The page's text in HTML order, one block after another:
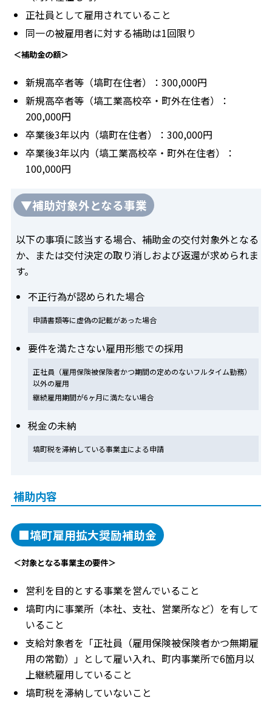
正社員として雇用されていること
同一の被雇用者に対する補助は1回限り
＜補助金の額＞
新規高卒者等（塙町在住者）：300,000円
新規高卒者等（塙工業高校卒・町外在住者）：
200,000円
卒業後3年以内（塙町在住者）：300,000円
卒業後3年以内（塙工業高校卒・町外在住者）：
100,000円
▼補助対象外となる事業
以下の事項に該当する場合、補助金の交付対象外となる
か、または交付決定の取り消しおよび返還が求められま
す。
不正行為が認められた場合
申請書類等に虚偽の記載があった場合
要件を満たさない雇用形態での採用
正社員（雇用保険被保険者かつ期間の定めのないフルタイム勤務）
以外の雇用
継続雇用期間が6ヶ月に満たない場合
税金の未納
塙町税を滞納している事業主による申請
補助内容
■塙町雇用拡大奨励補助金
＜対象となる事業主の要件＞
営利を目的とする事業を営んでいること
塙町内に事業所（本社、支社、営業所など）を有して
いること
支給対象者を「正社員（雇用保険被保険者かつ無期雇
用の常勤）」として雇い入れ、町内事業所で6箇月以
上継続雇用していること
塙町税を滞納していないこと